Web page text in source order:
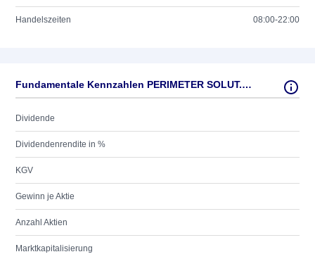
Handelszeiten 08:00-22:00
Fundamentale Kennzahlen PERIMETER SOLUT.INC. O.N.
Dividende
Dividendenrendite in %
KGV
Gewinn je Aktie
Anzahl Aktien
Marktkapitalisierung